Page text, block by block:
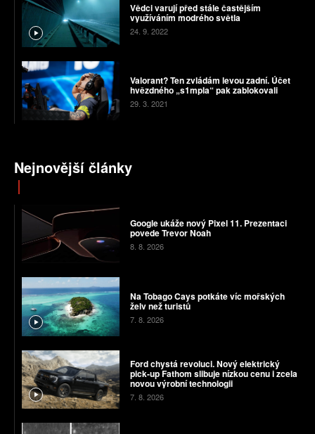
Vědci varují před stále častějším
využíváním modrého světla
24. 9. 2022
Valorant? Ten zvládám levou zadní. Účet
hvězdného „s1mpla“ pak zablokovali
29. 3. 2021
Nejnovější články
Google ukáže nový Pixel 11. Prezentaci
povede Trevor Noah
8. 8. 2026
Na Tobago Cays potkáte víc mořských
želv než turistů
7. 8. 2026
Ford chystá revoluci. Nový elektrický
pick-up Fathom slibuje nízkou cenu i zcela
novou výrobní technologii
7. 8. 2026